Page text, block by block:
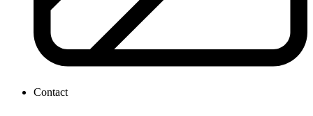
Contact